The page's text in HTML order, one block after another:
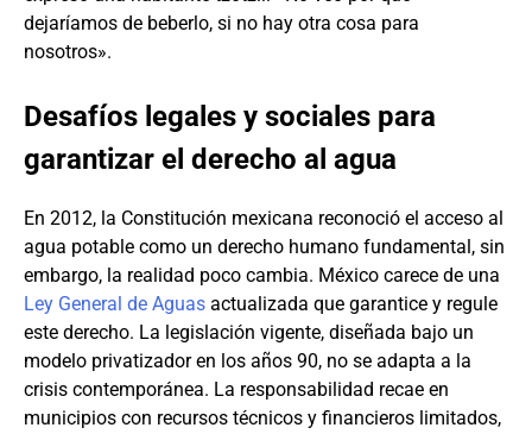
dejaríamos de beberlo, si no hay otra cosa para
nosotros».
Desafíos legales y sociales para
garantizar el derecho al agua
En 2012, la Constitución mexicana reconoció el acceso al
agua potable como un derecho humano fundamental, sin
embargo, la realidad poco cambia. México carece de una
Ley General de Aguas actualizada que garantice y regule
este derecho. La legislación vigente, diseñada bajo un
modelo privatizador en los años 90, no se adapta a la
crisis contemporánea. La responsabilidad recae en
municipios con recursos técnicos y financieros limitados,